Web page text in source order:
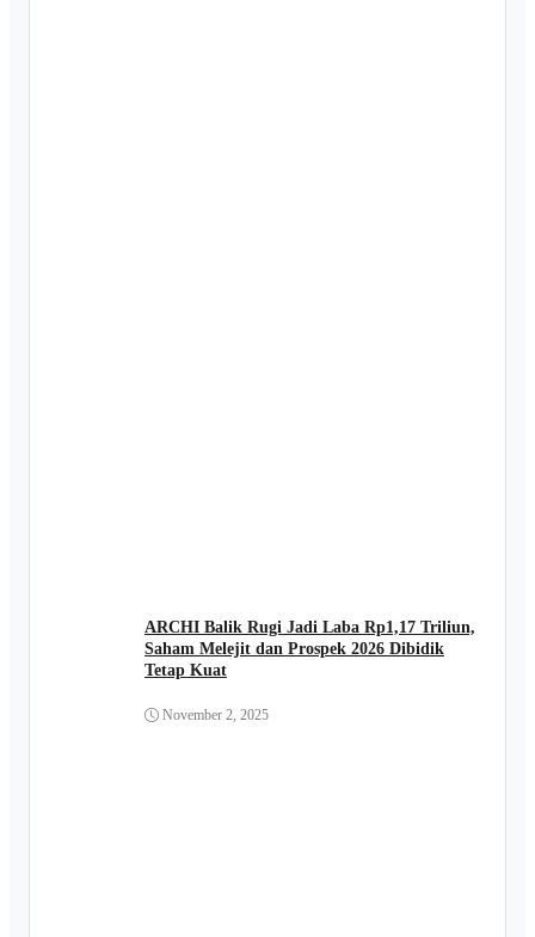
ARCHI Balik Rugi Jadi Laba Rp1,17 Triliun,
Saham Melejit dan Prospek 2026 Dibidik
Tetap Kuat
November 2, 2025